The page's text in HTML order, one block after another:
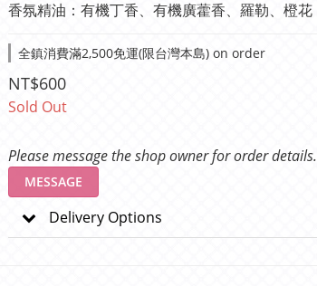
香氛精油：有機丁香、有機廣藿香、羅勒、橙花
全鎮消費滿2,500免運(限台灣本島) on order
NT$600
Sold Out
Please message the shop owner for order details.
MESSAGE
Delivery Options